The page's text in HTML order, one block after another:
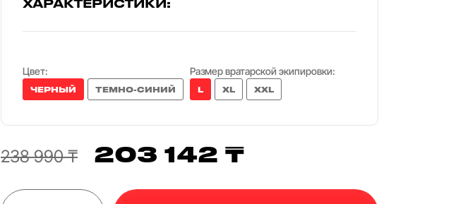
ХАРАКТЕРИСТИКИ:
Цвет:
ЧЕРНЫЙ ТЕМНО-СИНИЙ
Размер вратарской экипировки:
L XL XXL
238 990 ₸ 203 142 ₸